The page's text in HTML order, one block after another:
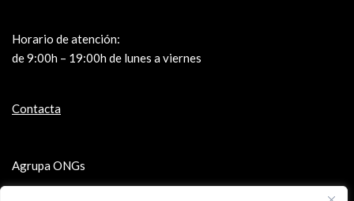
Horario de atención:
de 9:00h – 19:00h de lunes a viernes
Contacta
Agrupa ONGs